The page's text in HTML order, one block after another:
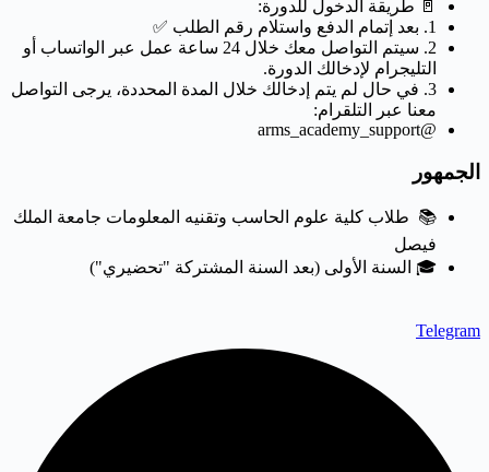
🚪 طريقة الدخول للدورة:
1. بعد إتمام الدفع واستلام رقم الطلب ✅
2. سيتم التواصل معك خلال 24 ساعة عمل عبر الواتساب أو
التليجرام لإدخالك الدورة.
3. في حال لم يتم إدخالك خلال المدة المحددة، يرجى التواصل
معنا عبر التلقرام:
@arms_academy_support
الجمهور
📚 طلاب كلية علوم الحاسب وتقنيه المعلومات جامعة الملك
فيصل
🎓 السنة الأولى (بعد السنة المشتركة "تحضيري")
Telegram